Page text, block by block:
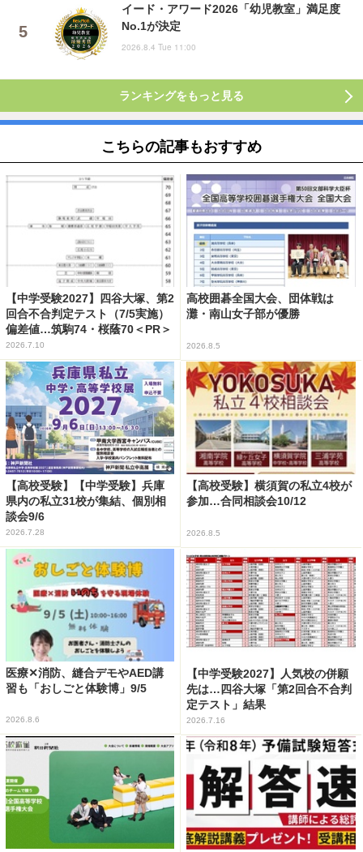
イード・アワード2026「幼児教室」満足度
No.1が決定
2026.8.4 Tue 11:00
ランキングをもっと見る
こちらの記事もおすすめ
【中学受験2027】四谷大塚、第2
回合不合判定テスト（7/5実施）
偏差値…筑駒74・桜蔭70＜PR＞
2026.7.10
高校囲碁全国大会、団体戦は
灘・南山女子部が優勝
2026.8.5
【高校受験】【中学受験】兵庫
県内の私立31校が集結、個別相
談会9/6
2026.7.28
【高校受験】横須賀の私立4校が
参加…合同相談会10/12
2026.8.5
医療✕消防、縫合デモやAED講
習も「おしごと体験博」9/5
2026.8.6
【中学受験2027】人気校の併願
先は…四谷大塚「第2回合不合判
定テスト」結果
2026.7.16